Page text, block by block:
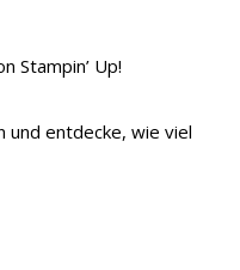
Stampin’ Up!
und entdecke, wie viel